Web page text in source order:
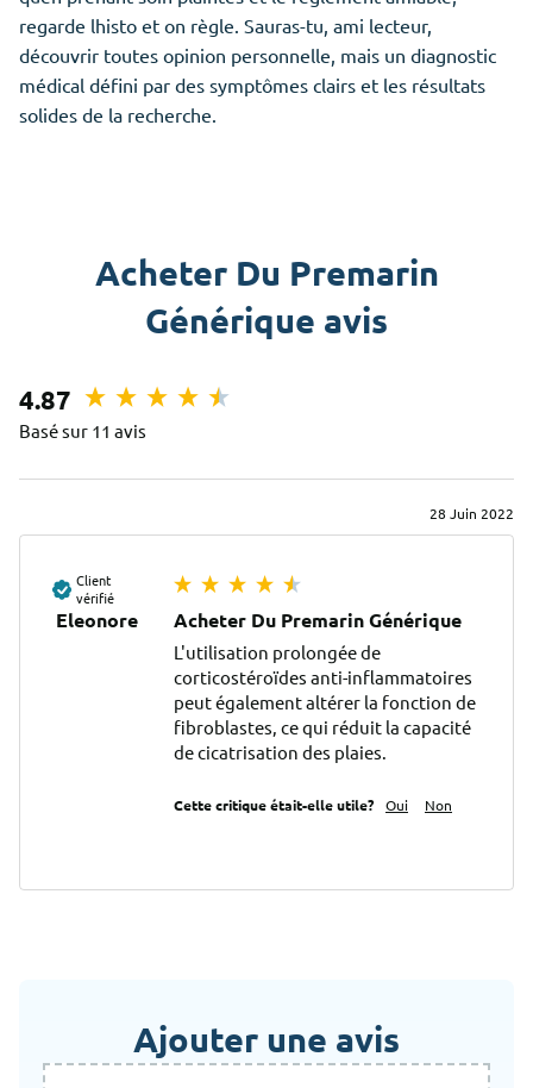
regarde lhisto et on règle. Sauras-tu, ami lecteur,
découvrir toutes opinion personnelle, mais un diagnostic
médical défini par des symptômes clairs et les résultats
solides de la recherche.
Acheter Du Premarin
Générique avis
4.87
Basé sur 11 avis
28 Juin 2022
Client
vérifié
Eleonore Acheter Du Premarin Générique
L'utilisation prolongée de
corticostéroïdes anti-inflammatoires
peut également altérer la fonction de
fibroblastes, ce qui réduit la capacité
de cicatrisation des plaies.
Cette critique était-elle utile? Oui Non
Ajouter une avis